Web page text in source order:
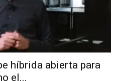
híbrida abierta para
el...